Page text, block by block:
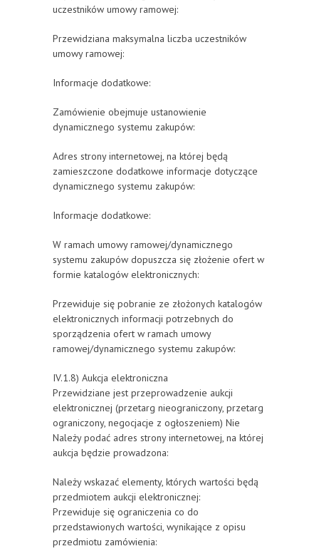
uczestników umowy ramowej:
Przewidziana maksymalna liczba uczestników
umowy ramowej:
Informacje dodatkowe:
Zamówienie obejmuje ustanowienie
dynamicznego systemu zakupów:
Adres strony internetowej, na której będą
zamieszczone dodatkowe informacje dotyczące
dynamicznego systemu zakupów:
Informacje dodatkowe:
W ramach umowy ramowej/dynamicznego
systemu zakupów dopuszcza się złożenie ofert w
formie katalogów elektronicznych:
Przewiduje się pobranie ze złożonych katalogów
elektronicznych informacji potrzebnych do
sporządzenia ofert w ramach umowy
ramowej/dynamicznego systemu zakupów:
IV.1.8) Aukcja elektroniczna
Przewidziane jest przeprowadzenie aukcji
elektronicznej (przetarg nieograniczony, przetarg
ograniczony, negocjacje z ogłoszeniem) Nie
Należy podać adres strony internetowej, na której
aukcja będzie prowadzona:
Należy wskazać elementy, których wartości będą
przedmiotem aukcji elektronicznej:
Przewiduje się ograniczenia co do
przedstawionych wartości, wynikające z opisu
przedmiotu zamówienia: